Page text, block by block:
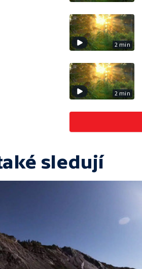
2 min
2 min
sledují